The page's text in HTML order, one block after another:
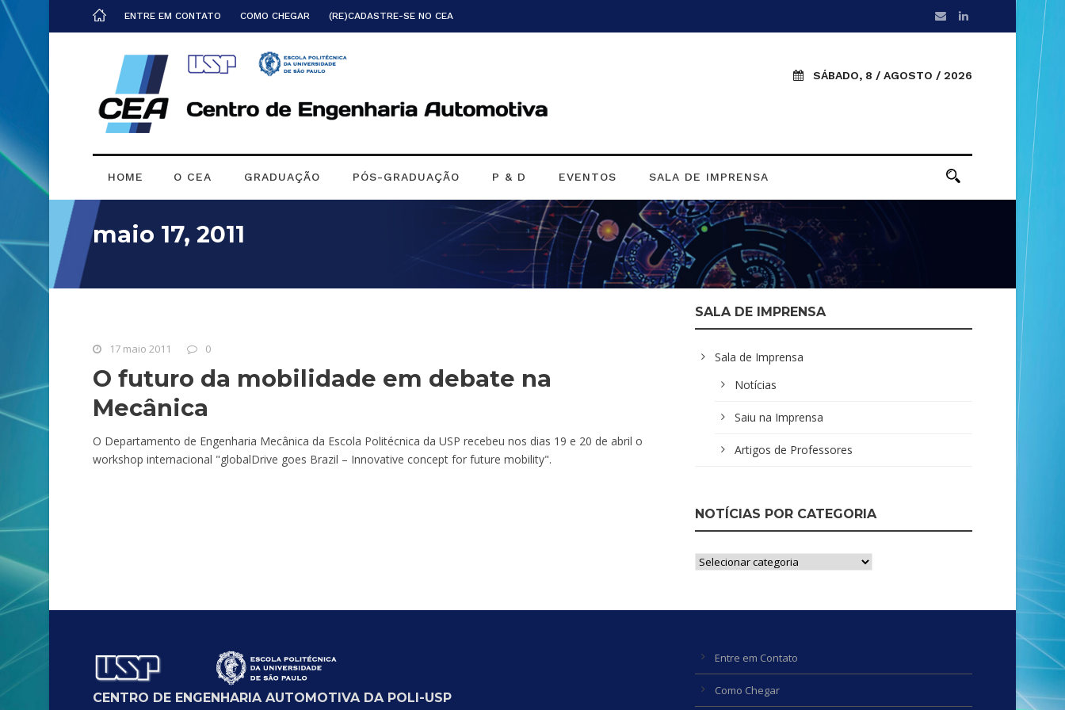
ENTRE EM CONTATO COMO CHEGAR (RE)CADASTRE-SE NO CEA
SÁBADO, 8 / AGOSTO / 2026
HOME O CEA GRADUAÇÃO PÓS-GRADUAÇÃO P & D EVENTOS SALA DE IMPRENSA
maio 17, 2011
17 maio 2011 0
O futuro da mobilidade em debate na
Mecânica
O Departamento de Engenharia Mecânica da Escola Politécnica da USP recebeu nos dias 19 e 20 de abril o
workshop internacional "globalDrive goes Brazil – Innovative concept for future mobility".
SALA DE IMPRENSA
Sala de Imprensa
Notícias
Saiu na Imprensa
Artigos de Professores
NOTÍCIAS POR CATEGORIA
Notícias
CENTRO DE ENGENHARIA AUTOMOTIVA DA POLI-USP
Entre em Contato
Como Chegar